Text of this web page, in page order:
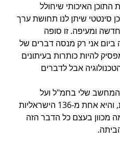
האיכותי שיחולל
סינטטי שיתן לנו תחושת ערך
ומעיפה. זו סופה
ביום אני רק מנסה דברים של
מכונה. 2024 היא השנה שזה מפסיק להיות כותרות בעיתונים
אבל לדברים
שלי בחמ"ל ועל
הדסקטופ מוצגת תמונה של בחורה שאני לא מכיר. קוראים לה כרמל גת, והיא אחת מ-136 הישראליות
מכוון בעצם כל הדבר הזה